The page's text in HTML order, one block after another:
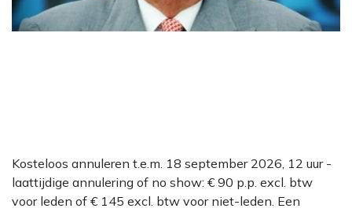
Kosteloos annuleren t.e.m. 18 september 2026, 12 uur -
laattijdige annulering of no show: € 90 p.p. excl. btw
voor leden of € 145 excl. btw voor niet-leden. Een